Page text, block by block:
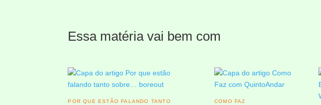
Essa matéria vai bem com
POR QUE ESTÃO FALANDO TANTO COMO FAZ